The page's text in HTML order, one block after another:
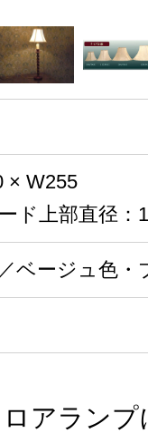
× W255
ド上部直径：
ベージュ色・
アランプ